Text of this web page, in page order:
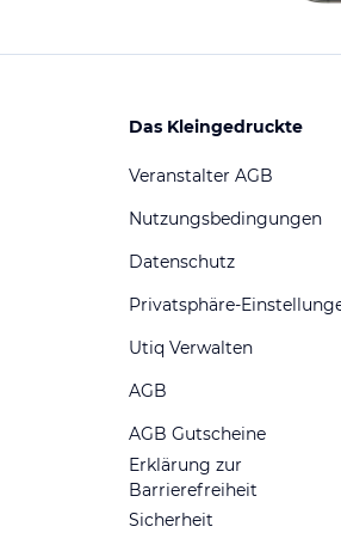
Das Kleingedruckte
Veranstalter AGB
Nutzungsbedingungen
Datenschutz
Privatsphäre-
Utiq Verwalten
AGB
AGB Gutscheine
Erklärung zur
Barrierefreiheit
Sicherheit